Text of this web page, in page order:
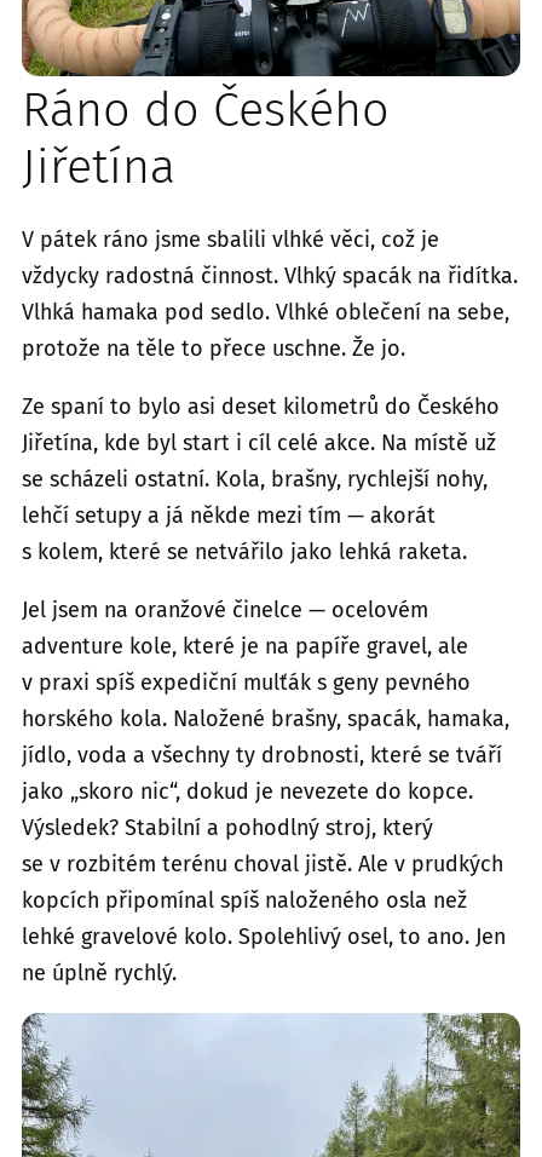
Ráno do Českého
Jiřetína
V pátek ráno jsme sbalili vlhké věci, což je
vždycky radostná činnost. Vlhký spacák na řidítka.
Vlhká hamaka pod sedlo. Vlhké oblečení na sebe,
protože na těle to přece uschne. Že jo.
Ze spaní to bylo asi deset kilometrů do Českého
Jiřetína, kde byl start i cíl celé akce. Na místě už
se scházeli ostatní. Kola, brašny, rychlejší nohy,
lehčí setupy a já někde mezi tím — akorát
s kolem, které se netvářilo jako lehká raketa.
Jel jsem na oranžové činelce — ocelovém
adventure kole, které je na papíře gravel, ale
v praxi spíš expediční mulťák s geny pevného
horského kola. Naložené brašny, spacák, hamaka,
jídlo, voda a všechny ty drobnosti, které se tváří
jako „skoro nic“, dokud je nevezete do kopce.
Výsledek? Stabilní a pohodlný stroj, který
se v rozbitém terénu choval jistě. Ale v prudkých
kopcích připomínal spíš naloženého osla než
lehké gravelové kolo. Spolehlivý osel, to ano. Jen
ne úplně rychlý.